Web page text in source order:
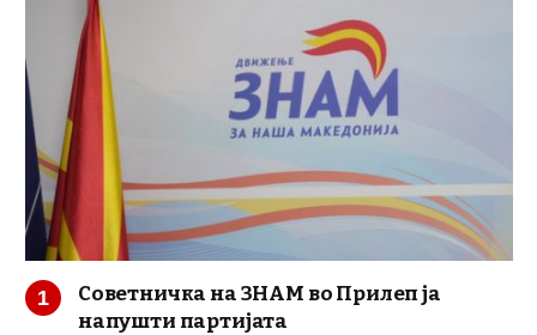
Советничка на ЗНАМ во Прилеп ја
напушти партијата